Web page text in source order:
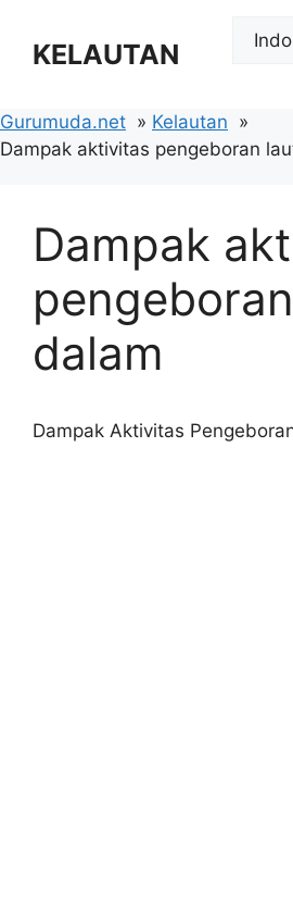
KELAUTAN
Gurumuda.net
Kelautan
Dampak aktivitas pengeboran
Dampak
dalam
Dampak Aktivitas